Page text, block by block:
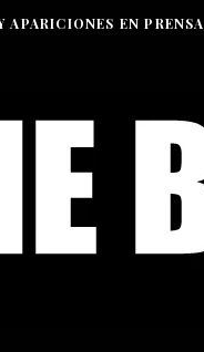
APARICIONES EN PRENSA